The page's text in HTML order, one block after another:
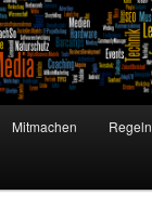
Mitmachen Regeln